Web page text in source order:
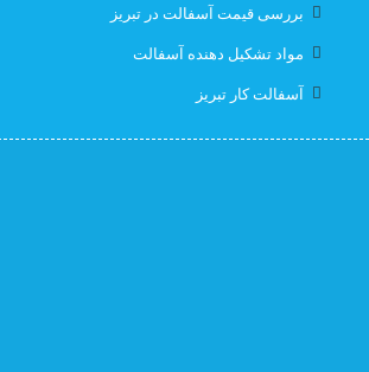
لیست قیمت ایزوگام در تبریز
بررسی قیمت آسفالت در تبریز
مواد تشکیل دهنده آسفالت
آسفالت کار تبریز